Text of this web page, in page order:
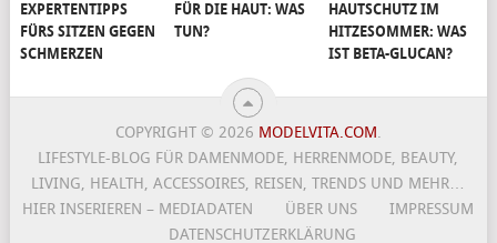
EXPERTENTIPPS
FÜRS SITZEN GEGEN
SCHMERZEN
FÜR DIE HAUT: WAS
TUN?
HAUTSCHUTZ IM
HITZESOMMER: WAS
IST BETA-GLUCAN?
COPYRIGHT © 2026 MODELVITA.COM.
LIFESTYLE-BLOG FÜR DAMENMODE, HERRENMODE, BEAUTY,
LIVING, HEALTH, ACCESSOIRES, REISEN, TRENDS UND MEHR…
HIER INSERIEREN – MEDIADATEN
ÜBER UNS
IMPRESSUM
DATENSCHUTZERKLÄRUNG